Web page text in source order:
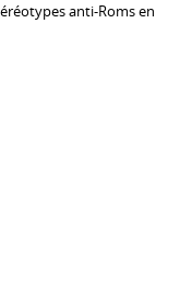
anti-Roms en